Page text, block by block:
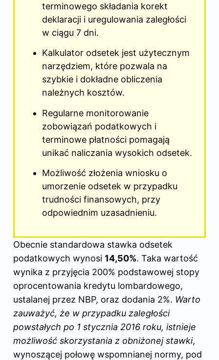
terminowego składania korekt
deklaracji i uregulowania zaległości
w ciągu 7 dni.
Kalkulator odsetek jest użytecznym
narzędziem, które pozwala na
szybkie i dokładne obliczenia
należnych kosztów.
Regularne monitorowanie
zobowiązań podatkowych i
terminowe płatności pomagają
unikać naliczania wysokich odsetek.
Możliwość złożenia wniosku o
umorzenie odsetek w przypadku
trudności finansowych, przy
odpowiednim uzasadnieniu.
Obecnie standardowa stawka odsetek
podatkowych wynosi 14,50%. Taka wartość
wynika z przyjęcia 200% podstawowej stopy
oprocentowania kredytu lombardowego,
ustalanej przez NBP, oraz dodania 2%. Warto
zauważyć, że w przypadku zaległości
powstałych po 1 stycznia 2016 roku, istnieje
możliwość skorzystania z obniżonej stawki,
wynoszącej połowę wspomnianej normy, pod